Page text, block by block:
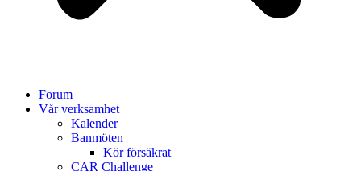
Forum
Vår verksamhet
Kalender
Banmöten
Kör försäkrat
CAR Challenge